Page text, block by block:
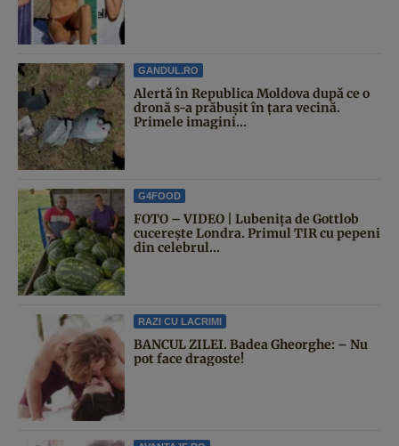
GANDUL.RO
Alertă în Republica Moldova după ce o
dronă s-a prăbușit în țara vecină.
Primele imagini...
G4FOOD
FOTO – VIDEO | Lubenița de Gottlob
cucerește Londra. Primul TIR cu pepeni
din celebrul...
RAZI CU LACRIMI
BANCUL ZILEI. Badea Gheorghe: – Nu
pot face dragoste!